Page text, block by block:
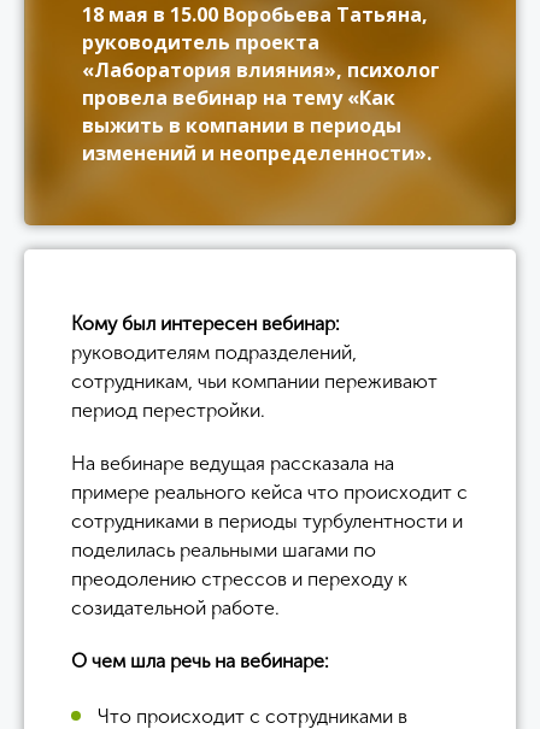
18 мая в 15.00 Воробьева Татьяна,
руководитель проекта
«Лаборатория влияния», психолог
провела вебинар на тему «Как
выжить в компании в периоды
изменений и неопределенности».
Кому был интересен вебинар:
руководителям подразделений,
сотрудникам, чьи компании переживают
период перестройки.
На вебинаре ведущая рассказала на
примере реального кейса что происходит с
сотрудниками в периоды турбулентности и
поделилась реальными шагами по
преодолению стрессов и переходу к
созидательной работе.
О чем шла речь на вебинаре:
Что происходит с сотрудниками в